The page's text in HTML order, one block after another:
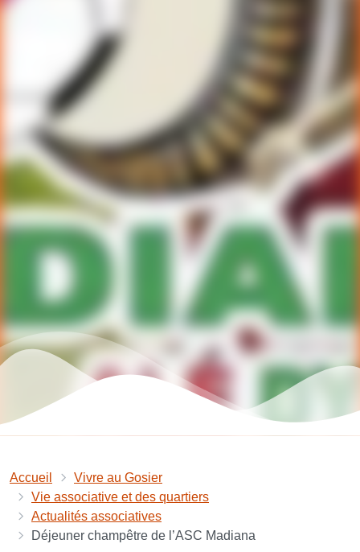
Accueil
Vivre au Gosier
Vie associative et des quartiers
Actualités associatives
Déjeuner champêtre de l’ASC Madiana